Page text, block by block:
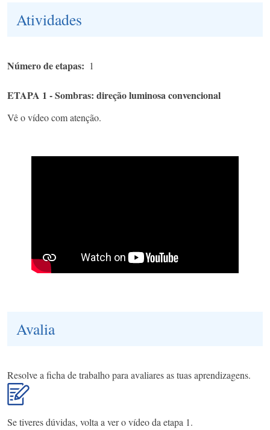
Atividades
Número de etapas 1
ETAPA 1 - Sombras: direção luminosa convencional
Vê o vídeo com atenção.
Avalia
Resolve a ficha de trabalho para avaliares as tuas aprendizagens.
Se tiveres dúvidas, volta a ver o vídeo da etapa 1.